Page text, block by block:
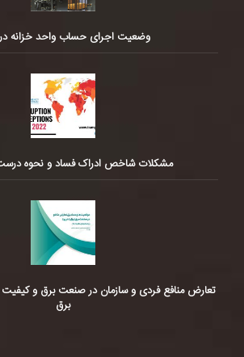
وضعیت اجرای حساب واحد خزانه در
مشکلات شاخص ادراک فساد و نحوه
تعارض منافع فردی و سازمان در صنعت برق و
برق